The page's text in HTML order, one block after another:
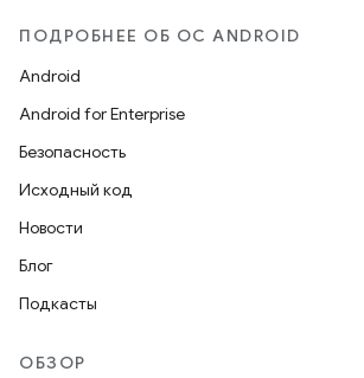
ПОДРОБНЕЕ ОБ ОС ANDROID
Android
Android for Enterprise
Безопасность
Исходный код
Новости
Блог
Подкасты
ОБЗОР